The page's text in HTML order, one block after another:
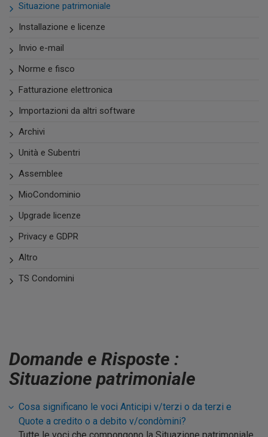
Situazione patrimoniale
Installazione e licenze
Invio e-mail
Norme e fisco
Fatturazione elettronica
Importazioni da altri software
Archivi
Unità e Subentri
Assemblee
MioCondominio
Upgrade licenze
Privacy e GDPR
Altro
TS Condomini
Domande e Risposte :
Situazione patrimoniale
Cosa significano le voci Anticipi v/terzi o da terzi e
Quote a credito o a debito v/condòmini?